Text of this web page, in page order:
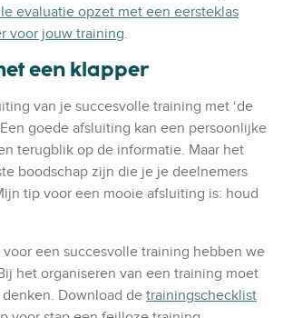
evaluatie opzet met een eersteklas
voor jouw training.
een klapper
van je succesvolle training met ‘de
Een goede afsluiting kan een persoonlijke
terugblik op de informatie. Maar het
boodschap zijn die je je deelnemers
tip voor een mooie afsluiting is: houd
voor een succesvolle training hebben we
het organiseren van een training moet
denken. Download de trainingschecklist